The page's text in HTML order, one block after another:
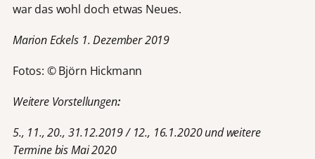
war das wohl doch etwas Neues.
Marion Eckels 1. Dezember 2019
Fotos: © Björn Hickmann
Weitere Vorstellungen:
5., 11., 20., 31.12.2019 / 12., 16.1.2020 und weitere
Termine bis Mai 2020